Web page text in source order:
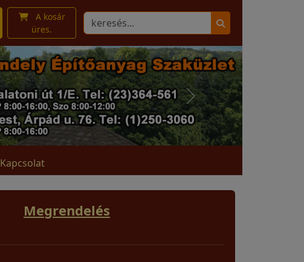
A kosár
üres.
Kapcsolat
Megrendelés